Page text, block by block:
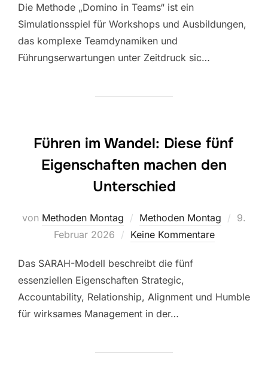
Die Methode „Domino in Teams“ ist ein
Simulationsspiel für Workshops und Ausbildungen,
das komplexe Teamdynamiken und
Führungserwartungen unter Zeitdruck sic…
Führen im Wandel: Diese fünf
Eigenschaften machen den
Unterschied
von Methoden Montag Methoden Montag
9.
Februar 2026
Keine Kommentare
Das SARAH-Modell beschreibt die fünf
essenziellen Eigenschaften Strategic,
Accountability, Relationship, Alignment und Humble
für wirksames Management in der…